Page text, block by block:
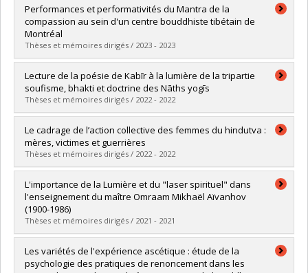
Diplômé(e) :Conroy-Bisson, James
Cycle :Maîtrise
Diplôme obtenu :
Lien vers le document dans Papyrus
Performances et performativités du Mantra de la
compassion au sein d'un centre bouddhiste tibétain de
Montréal
Thèses et mémoires dirigés / 2023 - 2023
Diplômé(e) : Brancourt, Constant
Cycle :Maîtrise
Diplôme obtenu :M.A.
Lien vers le document dans Papyrus
Lecture de la poésie de Kabīr à la lumière de la tripartie
soufisme, bhakti et doctrine des Nāths yogīs
Thèses et mémoires dirigés / 2022 - 2022
Diplômé(e) :Benchaib, Sonia
Cycle : Maîtrise
Diplôme obtenu :M.A.
Lien vers le document dans Papyrus
Le cadrage de l’action collective des femmes du hindutva :
mères, victimes et guerrières
Thèses et mémoires dirigés / 2022 - 2022
Diplômé(e) : Laporta, Justine
Cycle :Maîtrise
Diplôme obtenu :
Lien vers le document dans Papyrus
L'importance de la Lumière et du "laser spirituel" dans
l'enseignement du maître Omraam Mikhaël Aïvanhov
(1900-1986)
Thèses et mémoires dirigés / 2021 - 2021
Diplômé(e) :Frémond, Pascale
Cycle :Maîtrise
Les variétés de l'expérience ascétique : étude de la
psychologie des pratiques de renoncement dans les